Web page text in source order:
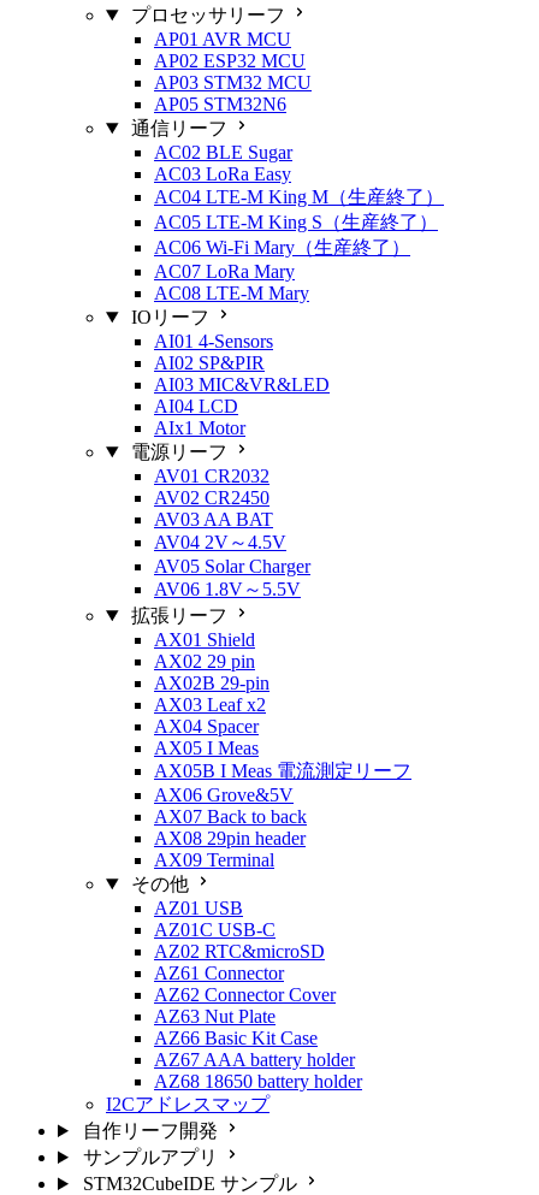
プロセッサリーフ
AP01 AVR MCU
AP02 ESP32 MCU
AP03 STM32 MCU
AP05 STM32N6
通信リーフ
AC02 BLE Sugar
AC03 LoRa Easy
AC04 LTE-M King M（生産終了）
AC05 LTE-M King S（生産終了）
AC06 Wi-Fi Mary（生産終了）
AC07 LoRa Mary
AC08 LTE-M Mary
IOリーフ
AI01 4-Sensors
AI02 SP&PIR
AI03 MIC&VR&LED
AI04 LCD
AIx1 Motor
電源リーフ
AV01 CR2032
AV02 CR2450
AV03 AA BAT
AV04 2V～4.5V
AV05 Solar Charger
AV06 1.8V～5.5V
拡張リーフ
AX01 Shield
AX02 29 pin
AX02B 29-pin
AX03 Leaf x2
AX04 Spacer
AX05 I Meas
AX05B I Meas 電流測定リーフ
AX06 Grove&5V
AX07 Back to back
AX08 29pin header
AX09 Terminal
その他
AZ01 USB
AZ01C USB-C
AZ02 RTC&microSD
AZ61 Connector
AZ62 Connector Cover
AZ63 Nut Plate
AZ66 Basic Kit Case
AZ67 AAA battery holder
AZ68 18650 battery holder
I2Cアドレスマップ
自作リーフ開発
サンプルアプリ
STM32CubeIDE サンプル